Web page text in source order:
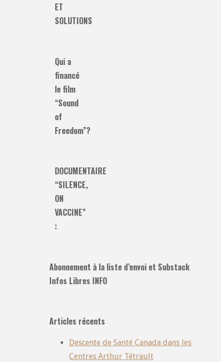
ET
SOLUTIONS
Qui a
financé
le film
“Sound
of
Freedom”?
DOCUMENTAIRE
“SILENCE,
ON
VACCINE”
:
Abonnement à la liste d’envoi et Substack
Infos Libres INFO
Articles récents
Descente de Santé Canada dans les
Centres Arthur Tétrault